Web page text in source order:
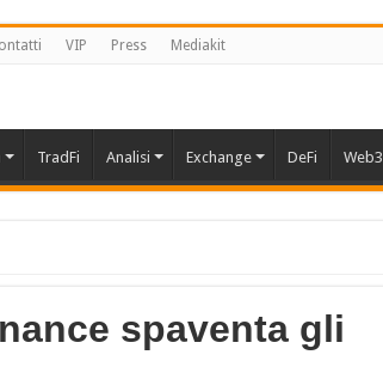
VIP Press Mediakit
TradFi Analisi Exchange DeFi Web3
spaventa gli